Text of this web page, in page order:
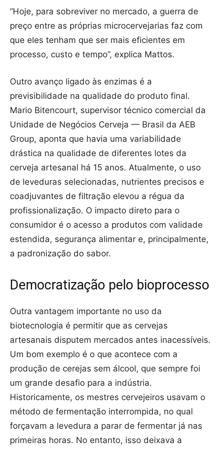
“Hoje, para sobreviver no mercado, a guerra de
preço entre as próprias microcervejarias faz com
que eles tenham que ser mais eficientes em
processo, custo e tempo”, explica Mattos.
Outro avanço ligado às enzimas é a
previsibilidade na qualidade do produto final.
Mario Bitencourt, supervisor técnico comercial da
Unidade de Negócios Cerveja — Brasil da AEB
Group, aponta que havia uma variabilidade
drástica na qualidade de diferentes lotes da
cerveja artesanal há 15 anos. Atualmente, o uso
de leveduras selecionadas, nutrientes precisos e
coadjuvantes de filtração elevou a régua da
profissionalização. O impacto direto para o
consumidor é o acesso a produtos com validade
estendida, segurança alimentar e, principalmente,
a padronização do sabor.
Democratização pelo bioprocesso
Outra vantagem importante no uso da
biotecnologia é permitir que as cervejas
artesanais disputem mercados antes inacessíveis.
Um bom exemplo é o que acontece com a
produção de cerejas sem álcool, que sempre foi
um grande desafio para a indústria.
Historicamente, os mestres cervejeiros usavam o
método de fermentação interrompida, no qual
forçavam a levedura a parar de fermentar já nas
primeiras horas. No entanto, isso deixava a